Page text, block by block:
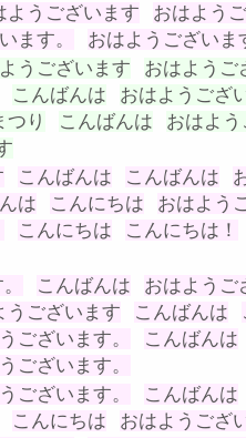
ようございます
おはよう
ます。
おはようございま
うございます
おはようご
こんばんは
おはようござ
つり こんばんは
おはよ
こんばんは こんばんは
は こんにちは
おはよう
こんにちは
こんにちは！
こんばんは
おはようご
うございます こんばんは
ございます。
こんばんは
ございます。
ございます。
こんばんは
こんにちは
おはようござ